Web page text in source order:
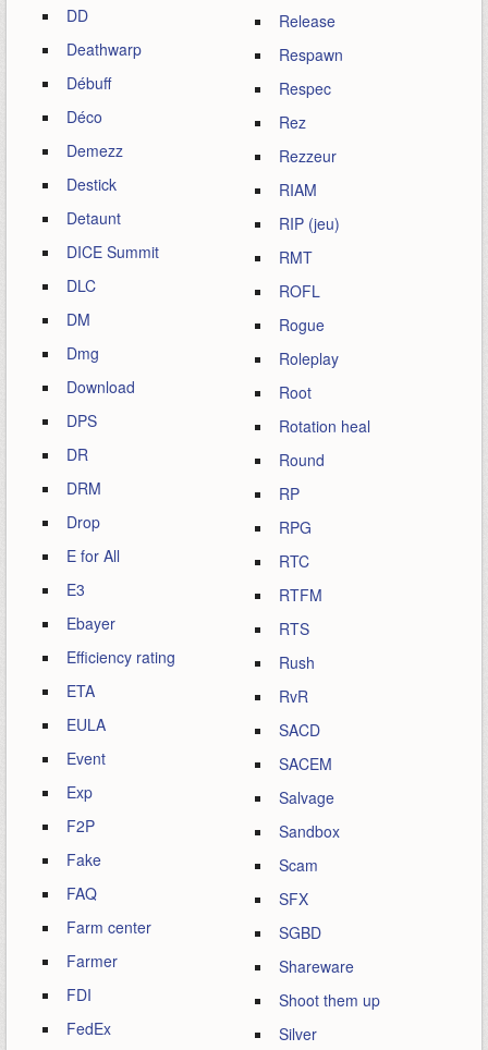
DD
Deathwarp
Débuff
Déco
Demezz
Destick
Detaunt
DICE Summit
DLC
DM
Dmg
Download
DPS
DR
DRM
Drop
E for All
E3
Ebayer
Efficiency rating
ETA
EULA
Event
Exp
F2P
Fake
FAQ
Farm center
Farmer
FDI
FedEx
Release
Respawn
Respec
Rez
Rezzeur
RIAM
RIP (jeu)
RMT
ROFL
Rogue
Roleplay
Root
Rotation heal
Round
RP
RPG
RTC
RTFM
RTS
Rush
RvR
SACD
SACEM
Salvage
Sandbox
Scam
SFX
SGBD
Shareware
Shoot them up
Silver